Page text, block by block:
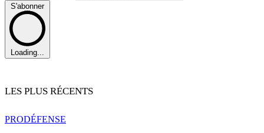
S'abonner
Loading...
LES PLUS RÉCENTS
PRODÉFENSE